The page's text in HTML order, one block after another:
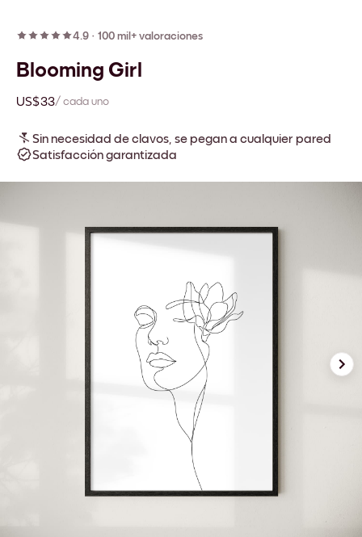
4.9 · 100 mil+ valoraciones
Blooming Girl
US$33/ cada uno
Sin necesidad de clavos, se pegan a cualquier pared
Satisfacción garantizada